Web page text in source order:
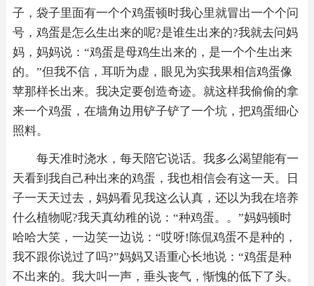
子，袋子里面有一个个鸡蛋顿时我心里就冒出一个个问
号，鸡蛋是怎么生出来的呢?是谁生出来的?我就去问妈
妈，妈妈说：“鸡蛋是母鸡生出来的，是一个个生出来
的。”但我不信，耳听为虚，眼见为实我果相信鸡蛋像
苹那样长出来。我决定要创造奇迹。就这样我偷偷的拿
来一个鸡蛋，在墙角边用铲子铲了一个坑，把鸡蛋细心
照料。
每天准时浇水，每天陪它说话。我多么渴望能有一
天看到我自己种出来的鸡蛋，我也相信会有这一天。日
子一天天过去，妈妈看见我这么认真，还以为我在培养
什么植物呢?我天真幼稚的说：“种鸡蛋。。”妈妈顿时
哈哈大笑，一边笑一边说：“哎呀!陈侃鸡蛋不是种的，
我不跟你说过了吗?”妈妈又语重心长地说：“鸡蛋是种
不出来的。我大叫一声，垂头丧气，惭愧的低下了头。